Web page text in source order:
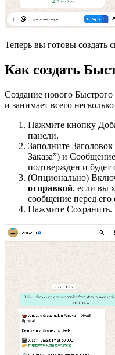
Теперь вы готовы создать
Как создать
Создание нового
и занимает всего
Нажмите кнопку
панели.
Заполните
Заказа”) и
подтвержден и будет
(Опционально)
отправкой, если вы
сообщение перед его
Нажмите Сохранить.